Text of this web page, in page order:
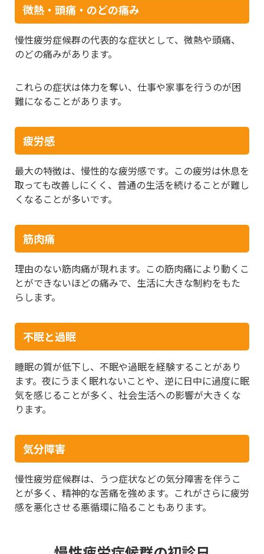
微熱・頭痛・のどの痛み
慢性疲労症候群の代表的な症状として、微熱や頭痛、
のどの痛みがあります。
これらの症状は体力を奪い、仕事や家事を行うのが困
難になることがあります。
疲労感
最大の特徴は、慢性的な疲労感です。この疲労は休息を
取っても改善しにくく、普通の生活を続けることが難し
くなることが多いです。
筋肉痛
理由のない筋肉痛が現れます。この筋肉痛により動くこ
とができないほどの痛みで、生活に大きな制約をもた
らします。
不眠と過眠
睡眠の質が低下し、不眠や過眠を経験することがあり
ます。夜にうまく眠れないことや、逆に日中に過度に眠
気を感じることが多く、社会生活への影響が大きくな
ります。
気分障害
慢性疲労症候群は、うつ症状などの気分障害を伴うこ
とが多く、精神的な苦痛を強めます。これがさらに疲労
感を悪化させる悪循環に陥ることもあります。